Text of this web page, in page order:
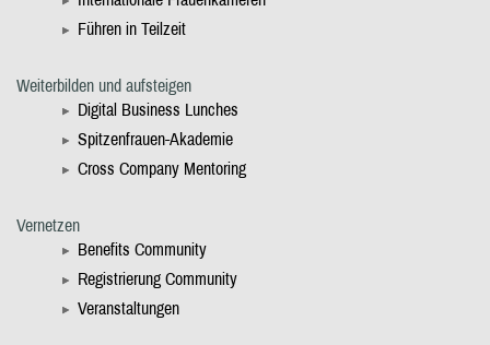
Führen in Teilzeit
Weiterbilden und aufsteigen
Digital Business Lunches
Spitzenfrauen-Akademie
Cross Company Mentoring
Vernetzen
Benefits Community
Registrierung Community
Veranstaltungen